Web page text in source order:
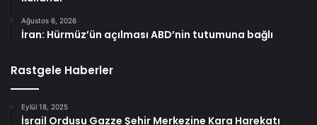
Ağustos 6, 2026
İran: Hürmüz’ün açılması ABD’nin tutumuna bağlı
Rastgele Haberler
Eylül 18, 2025
İsrail Ordusu Gazze Şehir Merkezine Kara Harekatı